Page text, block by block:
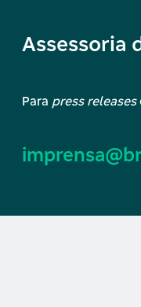
Assessoria
Para press releases